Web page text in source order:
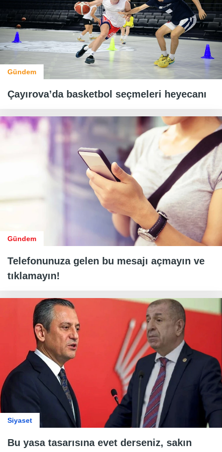
Gündem
Çayırova’da basketbol seçmeleri heyecanı
Gündem
Telefonunuza gelen bu mesajı açmayın ve
tıklamayın!
Siyaset
Bu yasa tasarısına evet derseniz, sakın